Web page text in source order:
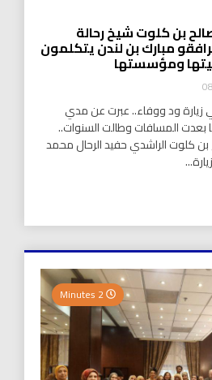
بن كلوت شيخ رحالة
مبارك بن لندن يتكلمون
ومؤسستها
ود ووفاء.. عبرت عن مدي
بعدت المسافات وطالت السنوات..
بن كلوت الراشدي حفيد الرحال محمد